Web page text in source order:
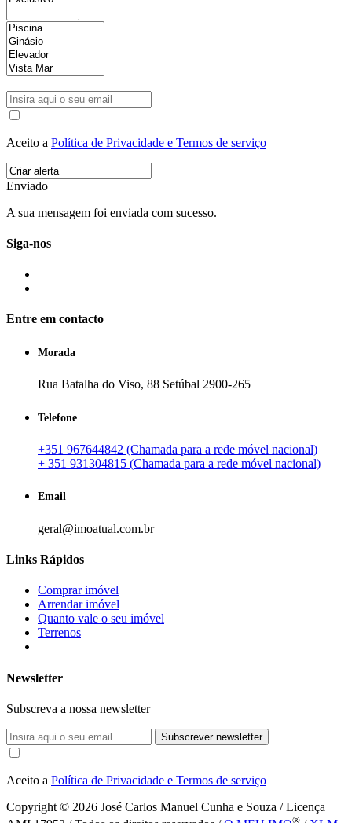
Aceito a Política de Privacidade e Termos de serviço
Enviado
A sua mensagem foi enviada com sucesso.
Siga-nos
Entre em contacto
Morada
Rua Batalha do Viso, 88 Setúbal 2900-265
Telefone
+351 967644842 (Chamada para a rede móvel nacional)
+ 351 931304815 (Chamada para a rede móvel nacional)
Email
geral@imoatual.com.br
Links Rápidos
Comprar imóvel
Arrendar imóvel
Quanto vale o seu imóvel
Terrenos
Newsletter
Subscreva a nossa newsletter
Subscrever newsletter
Aceito a Política de Privacidade e Termos de serviço
Copyright © 2026 José Carlos Manuel Cunha e Souza / Licença
®